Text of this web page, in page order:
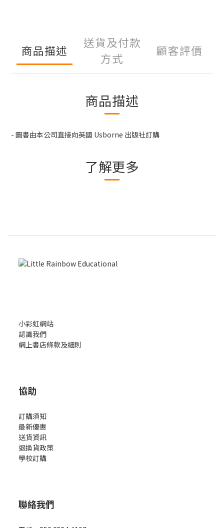
商品描述
送貨及付款
方式
顧客評價
商品描述
- 圖書由本公司直接向英國 Usborne 出版社訂購
了解更多
小彩虹網站
認識我們
網上書店條款及細則
協助
訂購須知
最新優惠
送貨資訊
退換貨政策
學校訂購
聯絡我們